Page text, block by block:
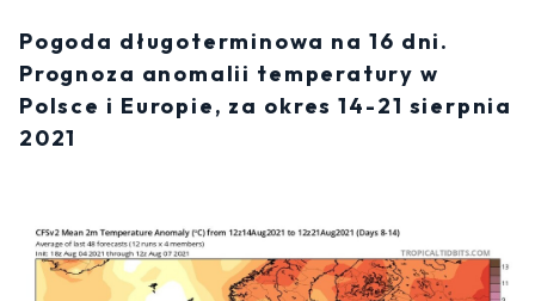
Pogoda długoterminowa na 16 dni.
Prognoza anomalii temperatury w
Polsce i Europie, za okres 14-21 sierpnia
2021